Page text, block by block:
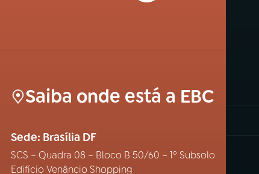
Saiba onde está a EBC
Sede: Brasília DF
SCS – Quadra 08 – Bloco B 50/60 – 1º Subsolo
Edifício Venâncio Shopping